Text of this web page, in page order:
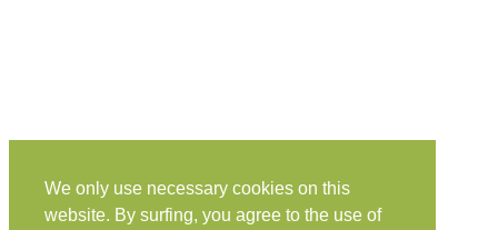
We only use necessary cookies on this
website. By surfing, you agree to the use of